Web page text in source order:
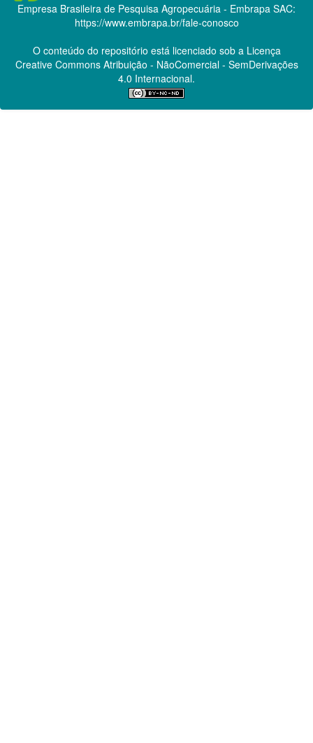
Empresa Brasileira de Pesquisa Agropecuária - Embrapa SAC:
https://www.embrapa.br/fale-conosco
O conteúdo do repositório está licenciado sob a Licença
Creative CommonsAtribuição - NãoComercial - SemDerivações
4.0 Internacional.